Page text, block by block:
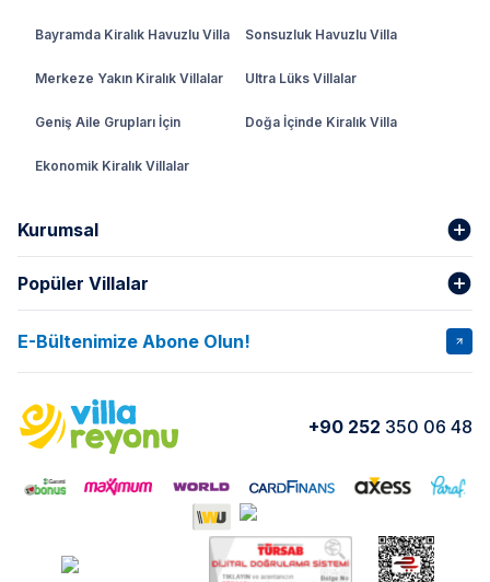
Bayramda Kiralık Havuzlu Villa Sonsuzluk Havuzlu Villa
Merkeze Yakın Kiralık Villalar Ultra Lüks Villalar
Geniş Aile Grupları İçin Doğa İçinde Kiralık Villa
Ekonomik Kiralık Villalar
Kurumsal
Hakkımızda
İptal Şartları Banka Hesapları
Kurumsal Blog
Yorumlar Nasıl Kiralarım
Popüler Villalar
VİLLA SALKIM VİLLA SLAY 1
VİLLA OLENNA 1 VİLLA MERT
VILLA ADRIMA 1
VİLLA TİAMO VİLLA ZEYTİN DALI
E-Bültenimize Abone Olun!
+90 252 350 06 48